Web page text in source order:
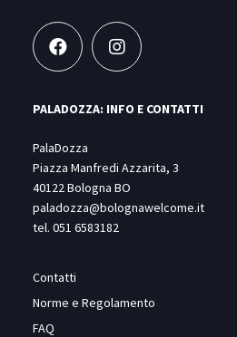
PALADOZZA: INFO E CONTATTI
PalaDozza
Piazza Manfredi Azzarita, 3
40122 Bologna BO
paladozza@bolognawelcome.it
tel. 051 6583182
Contatti
Norme e Regolamento
FAQ